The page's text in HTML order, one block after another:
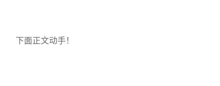
下面正文动手！